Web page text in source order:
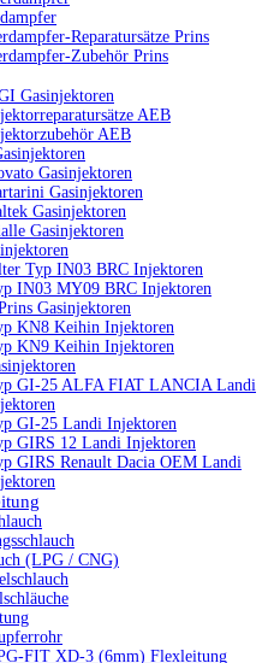
Reparatursätze Prins
Zubehör Prins
Gasinjektoren
AEB
AEB
Gasinjektoren
Gasinjektoren
Gasinjektoren
Gasinjektoren
Typ IN03 BRC Injektoren
IN03 MY09 BRC Injektoren
Gasinjektoren
KN8 Keihin Injektoren
KN9 Keihin Injektoren
GI-25 ALFA FIAT LANCIA Landi
GI-25 Landi Injektoren
GIRS 12 Landi Injektoren
GIRS Renault Dacia OEM Landi
(LPG / CNG)
FIT XD-3 (6mm) Flexleitung